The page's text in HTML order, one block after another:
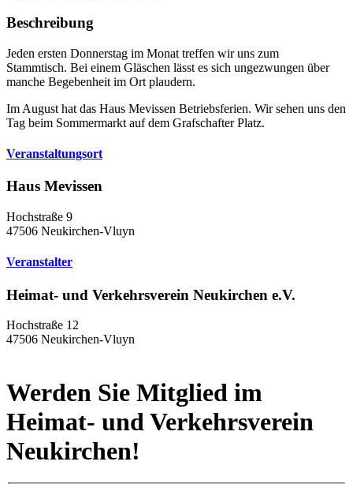
Beschreibung
Jeden ersten Donnerstag im Monat treffen wir uns zum
Stammtisch. Bei einem Gläschen lässt es sich ungezwungen über
manche Begebenheit im Ort plaudern.
Im August hat das Haus Mevissen Betriebsferien. Wir sehen uns den
Tag beim Sommermarkt auf dem Grafschafter Platz.
Veranstaltungsort
Haus Mevissen
Hochstraße 9
47506 Neukirchen-Vluyn
Veranstalter
Heimat- und Verkehrsverein Neukirchen e.V.
Hochstraße 12
47506 Neukirchen-Vluyn
Werden Sie Mitglied im
Heimat- und Verkehrsverein
Neukirchen!